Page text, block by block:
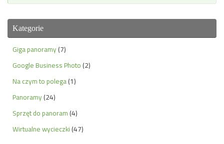
Kategorie
Giga panoramy (7)
Google Business Photo (2)
Na czym to polega (1)
Panoramy (24)
Sprzęt do panoram (4)
Wirtualne wycieczki (47)